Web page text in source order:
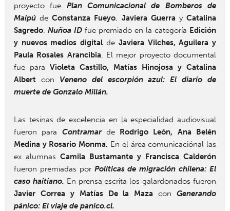
proyecto fue Plan Comunicacional de Bomberos de
Maipú deConstanza Fueyo, Javiera Guerra yCatalina
Sagredo. Nuñoa IDfue premiado en la categoría Edición
y nuevos medios digital de Javiera Vilches, Aguilera y
Paula Rosales Arancibia. El mejor proyecto documental
fue para Violeta Castillo, Matías Hinojosa y Catalina
Albertcon Veneno del escorpión azul: El diario de
muerte de Gonzalo Millán.
Las tesinas de excelencia en la especialidad audiovisual
fueron para Contramarde Rodrigo León, Ana Belén
Medina y Rosario Monma. En el área comunicaciónal las
ex alumnas Camila Bustamante y Francisca Calderón
fueron premiadas por Políticas de migración chilena: El
caso haitiano. En prensa escrita los galardonados fueron
Javier Correa y Matías De la Maza conGenerando
pánico: El viaje de panico.cl.